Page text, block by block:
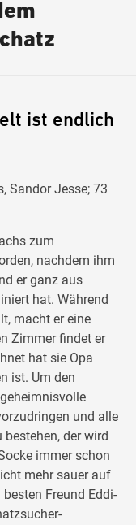
ist endlich
Sandor Jesse; 73
zum
nachdem ihm
er ganz aus
hat. Während
macht er eine
Zimmer findet er
hat sie Opa
ist. Um den
und alle
der wird
immer schon
mehr sauer auf
Freund Eddi-